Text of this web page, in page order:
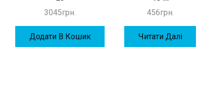
3045грн.
Додати В Кошик
456грн.
Читати Далі